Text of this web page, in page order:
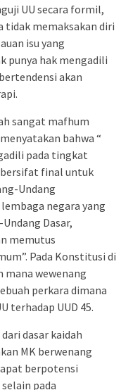
UU secara formil,
tidak memaksakan diri
isu yang
punya hak mengadili
akan
sangat mafhum
bahwa “
pada tingkat
final untuk
Undang
negara yang
Dasar,
memutus
Pada Konstitusi di
mana wewenang
perkara dimana
terhadap UUD 45.
dasar kaidah
MK berwenang
berpotensi
pada